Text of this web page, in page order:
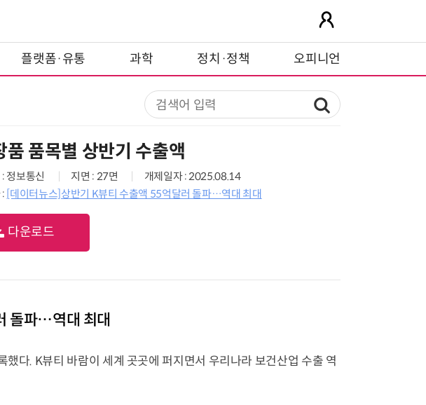
플랫폼·유통 과학 정치·정책 오피니언
품 품목별 상반기 수출액
정보통신 지면 : 27면
개제일자 : 2025.08.14
[데이터뉴스]상반기 K뷰티 수출액 55억달러 돌파…역대 최대
다운로드
돌파…역대 최대
다. K뷰티 바람이 세계 곳곳에 퍼지면서 우리나라 보건산업 수출 역